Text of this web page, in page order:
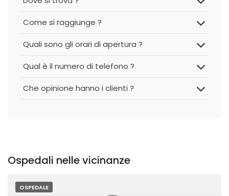
Come si raggiunge ?
Quali sono gli orari di apertura ?
Qual è il numero di telefono ?
Che opinione hanno i clienti ?
Ospedali nelle vicinanze
OSPEDALE